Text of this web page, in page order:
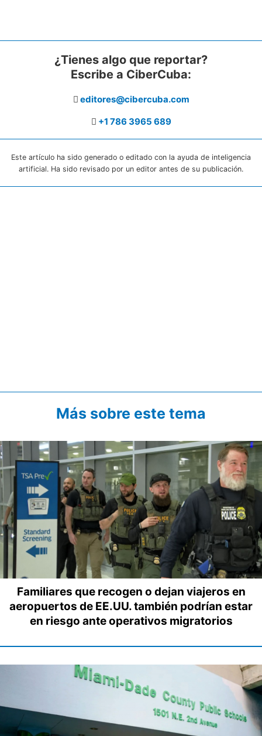
¿Tienes algo que reportar?
Escribe a CiberCuba:
editores@cibercuba.com
+1 786 3965 689
Este artículo ha sido generado o editado con la ayuda de inteligencia
artificial. Ha sido revisado por un editor antes de su publicación.
Más sobre este tema
Familiares que recogen o dejan viajeros en
aeropuertos de EE.UU. también podrían estar
en riesgo ante operativos migratorios